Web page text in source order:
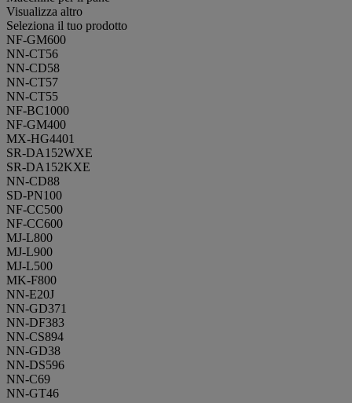
Visualizza altro
Seleziona il tuo prodotto
NF-GM600
NN-CT56
NN-CD58
NN-CT57
NN-CT55
NF-BC1000
NF-GM400
MX-HG4401
SR-DA152WXE
SR-DA152KXE
NN-CD88
SD-PN100
NF-CC500
NF-CC600
MJ-L800
MJ-L900
MJ-L500
MK-F800
NN-E20J
NN-GD371
NN-DF383
NN-CS894
NN-GD38
NN-DS596
NN-C69
NN-GT46